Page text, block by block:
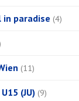
in paradise (4)
(11)
(JU) (9)